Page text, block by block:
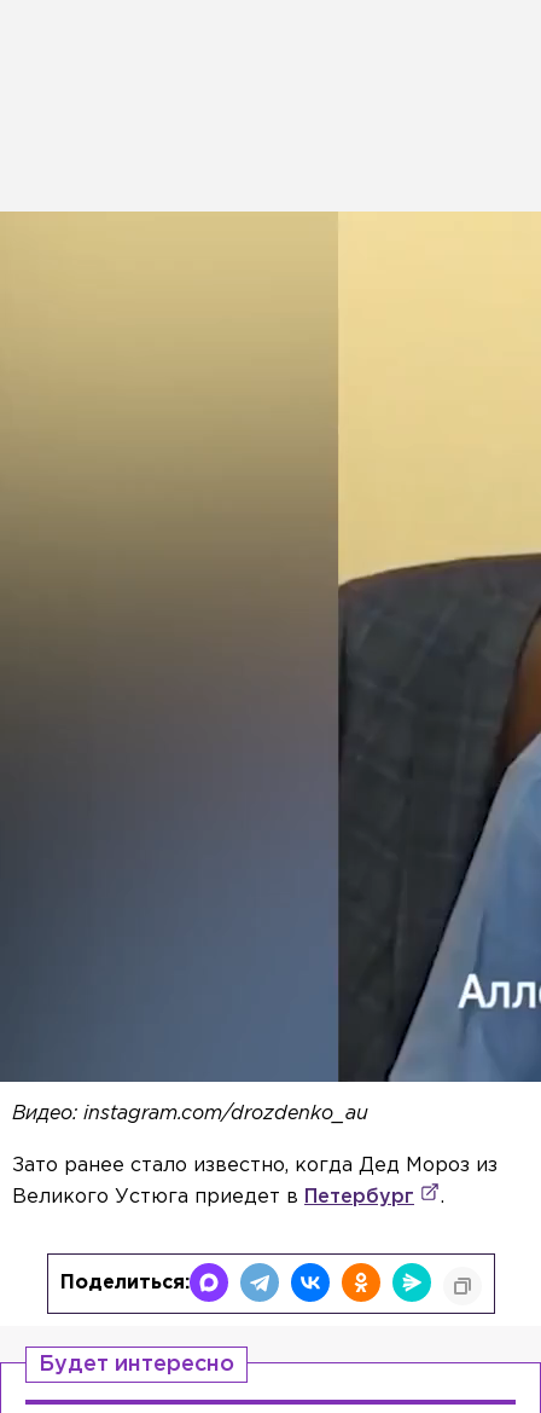
Видео: instagram.com/drozdenko_au
Зато ранее стало известно, когда Дед Мороз из
Великого Устюга приедет в
Петербург .
Поделиться:
Будет интересно